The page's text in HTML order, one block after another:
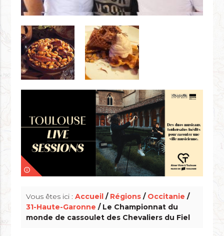
info_outline
Vous êtes ici :Accueil / Régions / Occitanie /
31-Haute-Garonne / Le Championnat du
monde de cassoulet des Chevaliers du Fiel